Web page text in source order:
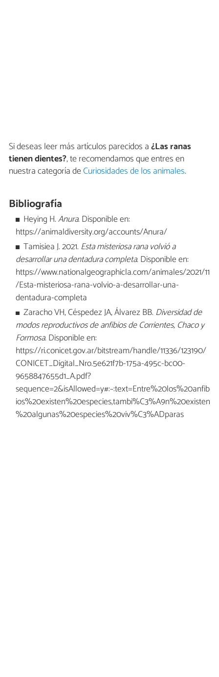
Si deseas leer más artículos parecidos a¿Las ranas
tienen dientes?, te recomendamos que entres en
nuestra categoría deCuriosidades de los animales.
Bibliografía
Heying H.Anura. Disponible en:
https://animaldiversity.org/accounts/Anura/
Tamisiea J. 2021. Esta misteriosa rana volvió a
desarrollar una dentadura completa. Disponible en:
https://www.nationalgeographicla.com/animales/2021/11
/Esta-misteriosa-rana-volvio-a-desarrollar-una-
dentadura-completa
Zaracho VH, Céspedez JA, Álvarez BB. Diversidad de
modos reproductivos de anfibios de Corrientes, Chaco y
Formosa. Disponible en:
https://ri.conicet.gov.ar/bitstream/handle/11336/123190/
CONICET_Digital_Nro.5e621f7b-175a-495c-bc00-
9658847655d1_A.pdf?
sequence=2&isAllowed=y#:~:text=Entre%20los%20anfib
ios%20existen%20especies,tambi%C3%A9n%20existen
%20algunas%20especies%20viv%C3%ADparas